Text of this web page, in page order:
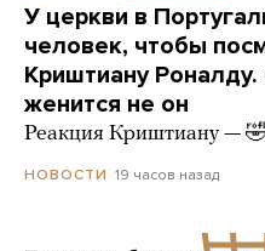
У церкви в
человек, чтобы
Криштиану
женится не он
Реакция Криштиану —
НОВОСТИ 19 часов назад